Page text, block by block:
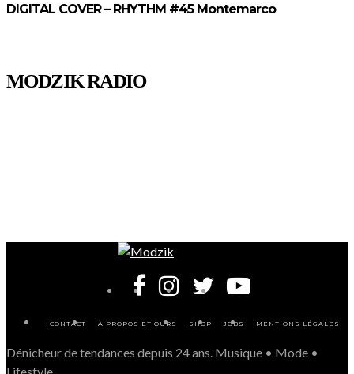
DIGITAL COVER – RHYTHM #45 Montemarco
MODZIK RADIO
CONTACT À PROPOS ET OURS SHOP JOBS MENTIONS LÉGALES
Dénicheur de tendances depuis 24 ans. Musique • Mode •